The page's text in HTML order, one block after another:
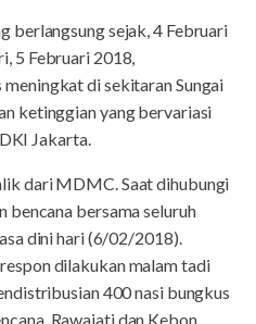
berlangsung sejak, 4 Februari
5 Februari 2018,
di sekitaran Sungai
ketinggian yang bervariasi
Jakarta.
dari MDMC. Saat dihubungi
bencana bersama seluruh
dini hari (6/02/2018).
dilakukan malam tadi
400 nasi bungkus
Rawajati dan Kebon